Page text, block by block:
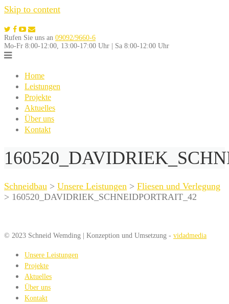
Skip to content
Rufen Sie uns an 09092/9660-6
Mo-Fr 8:00-12:00, 13:00-17:00 Uhr | Sa 8:00-12:00 Uhr
Home
Leistungen
Projekte
Aktuelles
Über uns
Kontakt
Schneidbau > Unsere Leistungen > Fliesen und Verlegung
> 160520_DAVIDRIEK_SCHNEIDPORTRAIT_42
© 2023 Schneid Wemding | Konzeption und Umsetzung - vidadmedia
Unsere Leistungen
Projekte
Aktuelles
Über uns
Kontakt